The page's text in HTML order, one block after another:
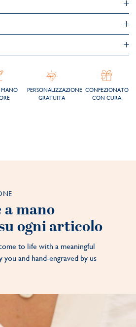
MANO
PERSONALIZZAZIONE
GRATUITA
CONFEZIONATO
CON CURA
mano
ogni articolo
to life with a meaningful
you and hand-engraved by us